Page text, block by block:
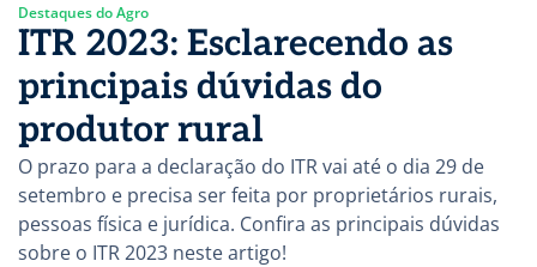
Destaques do Agro
ITR 2023: Esclarecendo as
principais dúvidas do
produtor rural
O prazo para a declaração do ITR vai até o dia 29 de
setembro e precisa ser feita por proprietários rurais,
pessoas física e jurídica. Confira as principais dúvidas
sobre o ITR 2023 neste artigo!